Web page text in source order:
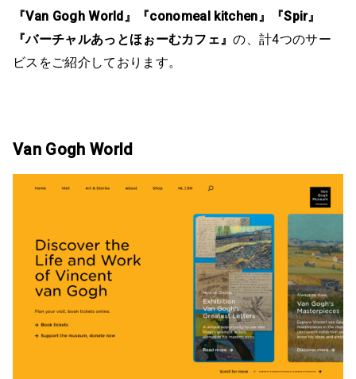
『Van Gogh World』『conomeal kitchen』『Spir』
『バーチャルあっとほぉーむカフェ』の、計4つのサー
ビスをご紹介しております。
Van Gogh World